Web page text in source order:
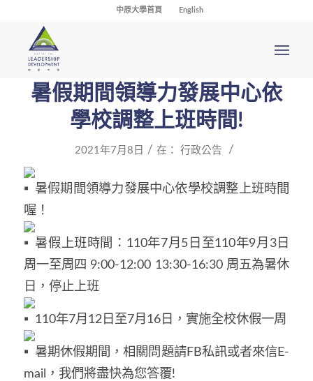
中原大學首頁 English
暑假期間領導力發展中心依
學校調整上班時間!
2021年7月8日 / 在：行政公告 /
暑假期間領導力發展中心依學校調整上班時間
喔！
暑假上班時間：110年7月5日至110年9月3日
周一至周四 9:00-12:00 13:30-16:30 周五為暑休
日，停止上班
110年7月12日至7月16日，實施全校休假一周
暑期休假期間，相關問題請FB私訊或者來信E-
mail，我們將盡快為您答覆!